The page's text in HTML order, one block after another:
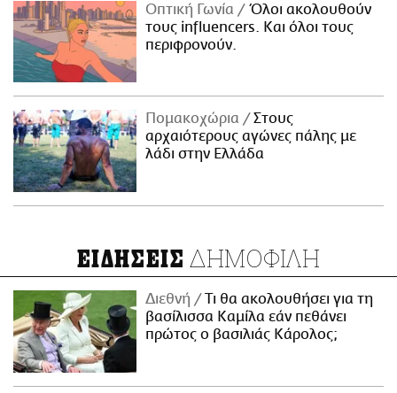
Οπτική Γωνία
Όλοι ακολουθούν
τους influencers. Και όλοι τους
περιφρονούν.
Πομακοχώρια
Στους
αρχαιότερους αγώνες πάλης με
λάδι στην Ελλάδα
ΕΙΔΗΣΕΙΣ ΔΗΜΟΦΙΛΗ
Διεθνή
Τι θα ακολουθήσει για τη
βασίλισσα Καμίλα εάν πεθάνει
πρώτος ο βασιλιάς Κάρολος;